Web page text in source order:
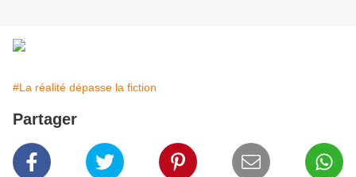
#La réalité dépasse la fiction
Partager